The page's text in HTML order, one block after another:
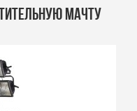
МАЧТУ